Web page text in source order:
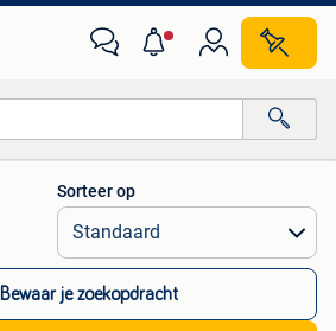
Alle afstanden…
Sorteer op
Bewaar je zoekopdracht